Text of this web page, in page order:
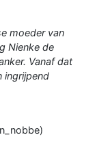
moeder van
Nienke de
Vanaf dat
ingrijpend